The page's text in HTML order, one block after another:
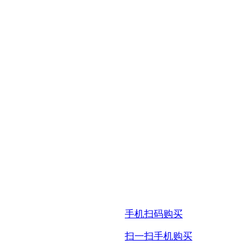
手机扫码购买
扫一扫手机购买